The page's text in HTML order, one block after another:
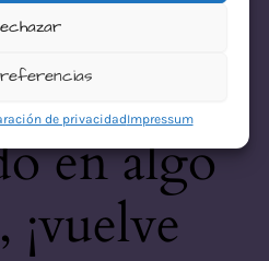
de privacidadImpressum
Estamos
en algo